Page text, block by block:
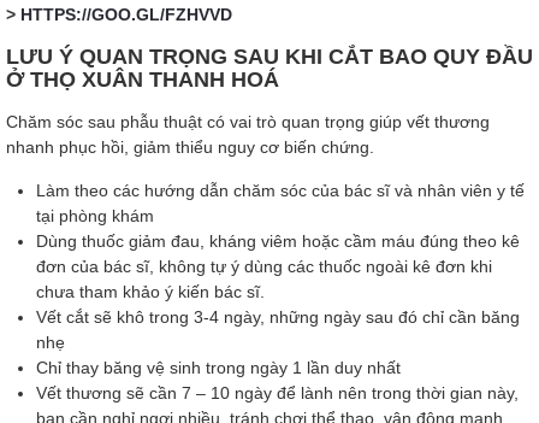
> HTTPS://GOO.GL/FZHVVD
LƯU Ý QUAN TRỌNG SAU KHI CẮT BAO QUY ĐẦU
Ở THỌ XUÂN THANH HOÁ
Chăm sóc sau phẫu thuật có vai trò quan trọng giúp vết thương
nhanh phục hồi, giảm thiểu nguy cơ biến chứng.
Làm theo các hướng dẫn chăm sóc của bác sĩ và nhân viên y tế
tại phòng khám
Dùng thuốc giảm đau, kháng viêm hoặc cầm máu đúng theo kê
đơn của bác sĩ, không tự ý dùng các thuốc ngoài kê đơn khi
chưa tham khảo ý kiến bác sĩ.
Vết cắt sẽ khô trong 3-4 ngày, những ngày sau đó chỉ cần băng
nhẹ
Chỉ thay băng vệ sinh trong ngày 1 lần duy nhất
Vết thương sẽ cần 7 – 10 ngày để lành nên trong thời gian này,
bạn cần nghỉ ngơi nhiều, tránh chơi thể thao, vận động mạnh,